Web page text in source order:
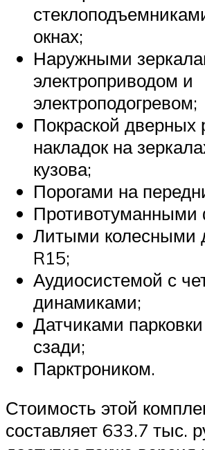
окнах;
Наружными
электроприводом и
электроподогревом;
Покраской дверных
накладок на
кузова;
Порогами на
Литыми колесными
R15;
Аудиосистемой с
динамиками;
Датчиками
сзади;
Парктроником.
Стоимость этой
составляет 633.7 тыс.